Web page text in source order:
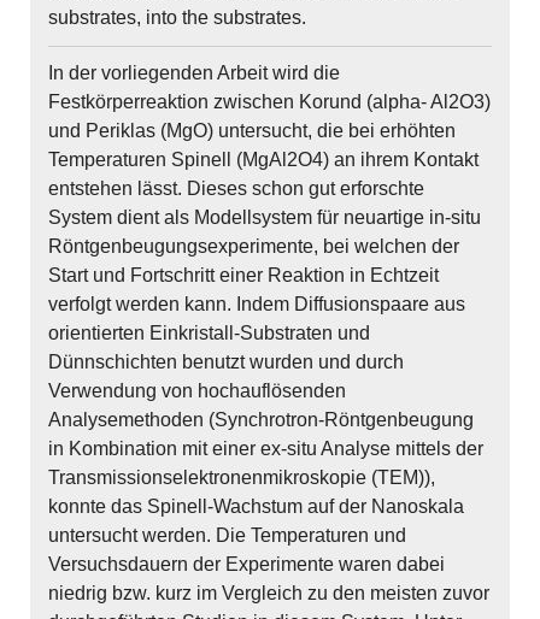
substrates, into the substrates.
In der vorliegenden Arbeit wird die
Festkörperreaktion zwischen Korund (alpha- Al2O3)
und Periklas (MgO) untersucht, die bei erhöhten
Temperaturen Spinell (MgAl2O4) an ihrem Kontakt
entstehen lässt. Dieses schon gut erforschte
System dient als Modellsystem für neuartige in-situ
Röntgenbeugungsexperimente, bei welchen der
Start und Fortschritt einer Reaktion in Echtzeit
verfolgt werden kann. Indem Diffusionspaare aus
orientierten Einkristall-Substraten und
Dünnschichten benutzt wurden und durch
Verwendung von hochauflösenden
Analysemethoden (Synchrotron-Röntgenbeugung
in Kombination mit einer ex-situ Analyse mittels der
Transmissionselektronenmikroskopie (TEM)),
konnte das Spinell-Wachstum auf der Nanoskala
untersucht werden. Die Temperaturen und
Versuchsdauern der Experimente waren dabei
niedrig bzw. kurz im Vergleich zu den meisten zuvor